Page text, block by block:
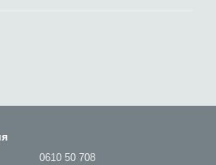
0610 50 708